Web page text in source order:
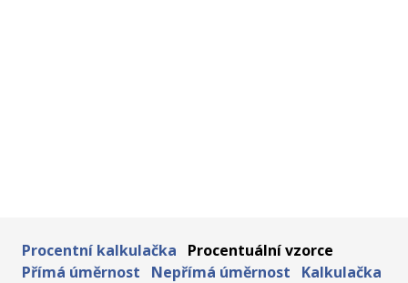
Procentní kalkulačka
Procentuální vzorce
Přímá úměrnost
Nepřímá úměrnost
Kalkulačka